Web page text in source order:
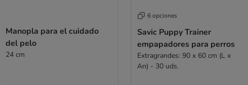
Manopla para el cuidado
del pelo
24 cm
6 opciones
Savic Puppy Trainer
empapadores para perros
Extragrandes: 90 x 60 cm (L x
An) - 30 uds.